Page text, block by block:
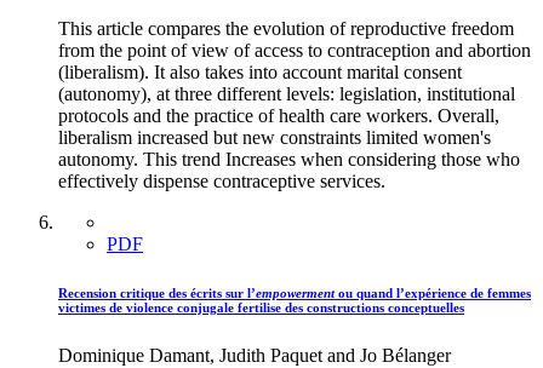
This article compares the evolution of reproductive freedom
from the point of view of access to contraception and abortion
(liberalism). It also takes into account marital consent
(autonomy), at three different levels: legislation, institutional
protocols and the practice of health care workers. Overall,
liberalism increased but new constraints limited women's
autonomy. This trend Increases when considering those who
effectively dispense contraceptive services.
PDF
Recension critique des écrits sur l’empowermentou quand l’expérience de femmes
victimes de violence conjugale fertilise des constructions conceptuelles
Dominique Damant, Judith Paquet and Jo Bélanger